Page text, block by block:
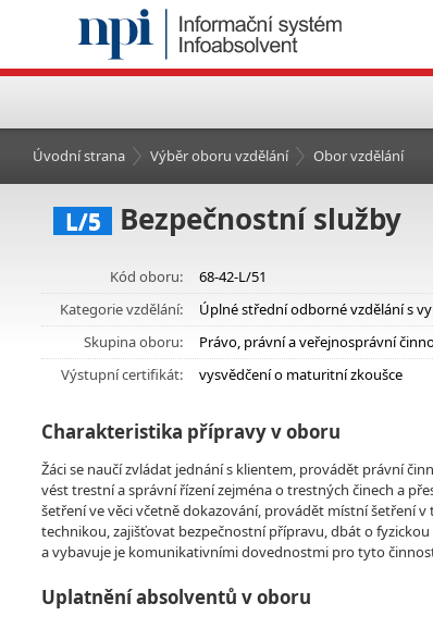
Úvodní strana Výběr oboru vzdělání Obor vzdělání
L/5 Bezpečnostní služby
Kód oboru:
68-42-L/51
Kategorie vzdělání:
Úplné střední odborné vzdělání s
Skupina oboru:
Právo, právní a veřejnosprávní
Výstupní certifikát:
vysvědčení o maturitní zkoušce
Charakteristika přípravy v oboru
Žáci se naučí zvládat jednání s klientem, provádět právní
vést trestní a správní řízení zejména o trestných činech a
šetření ve věci včetně dokazování, provádět místní šetření
technikou, zajišťovat bezpečnostní přípravu, dbát o
a vybavuje je komunikativními dovednostmi pro tyto
Uplatnění absolventů v oboru